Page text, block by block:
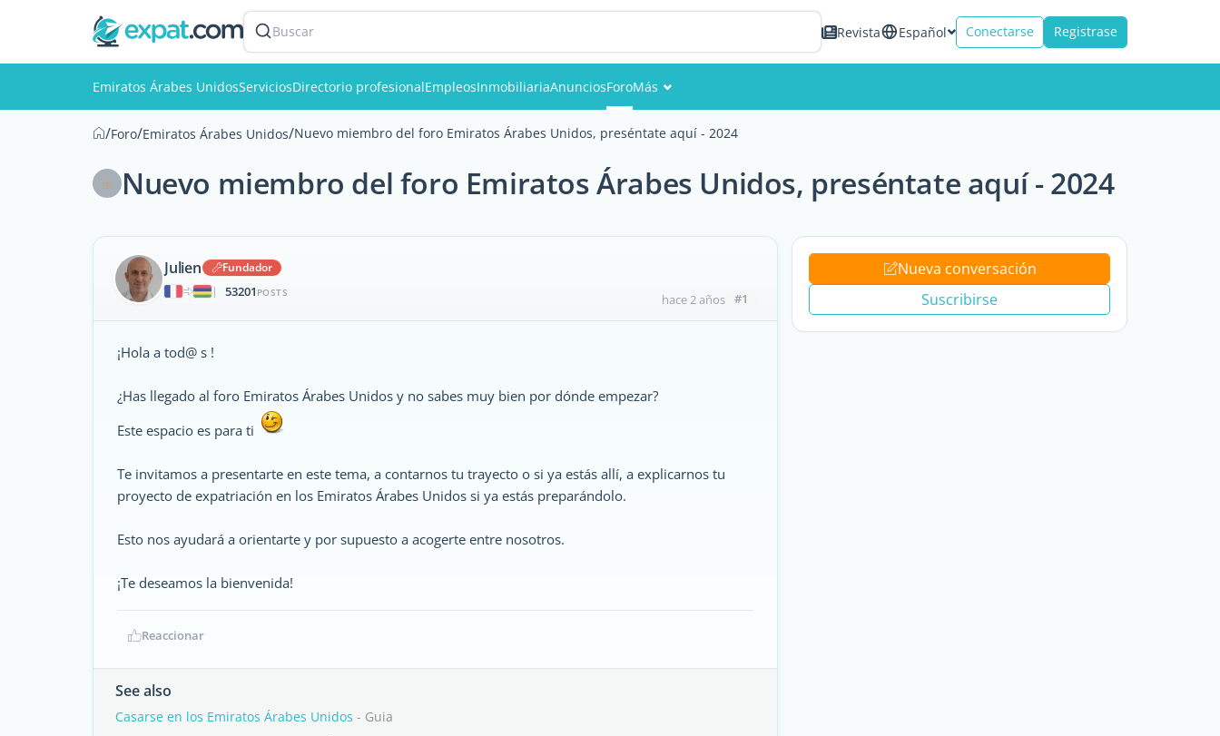
Buscar Revista Español Conectarse Registrase
Emiratos Árabes UnidosServiciosDirectorio profesionalEmpleosInmobiliariaAnunciosForoMás
Eventos
Miembros
/Foro/Emiratos Árabes Unidos/Nuevo miembro del foro Emiratos Árabes Unidos, preséntate aquí - 2024
Nuevo miembro del foro Emiratos Árabes Unidos, preséntate aquí - 2024
Julien
Fundador
|
53201 POSTS hace 2 años #1
¡Hola a tod@ s !
¿Has llegado al foro Emiratos Árabes Unidos y no sabes muy bien por dónde empezar?
Este espacio es para ti
Te invitamos a presentarte en este tema, a contarnos tu trayecto o si ya estás allí, a explicarnos tu
proyecto de expatriación en los Emiratos Árabes Unidos si ya estás preparándolo.
Esto nos ayudará a orientarte y por supuesto a acogerte entre nosotros.
¡Te deseamos la bienvenida!
Reaccionar
See also
Casarse en los Emiratos Árabes Unidos - Guia
Nueva conversación
Suscribirse